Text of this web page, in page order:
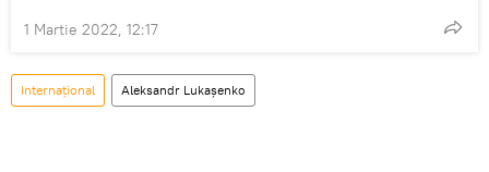
1 Martie 2022, 12:17
Internaţional Aleksandr Lukașenko